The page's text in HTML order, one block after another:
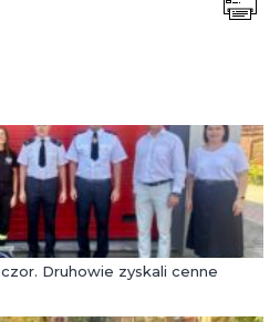
Druhowie zyskali cenne